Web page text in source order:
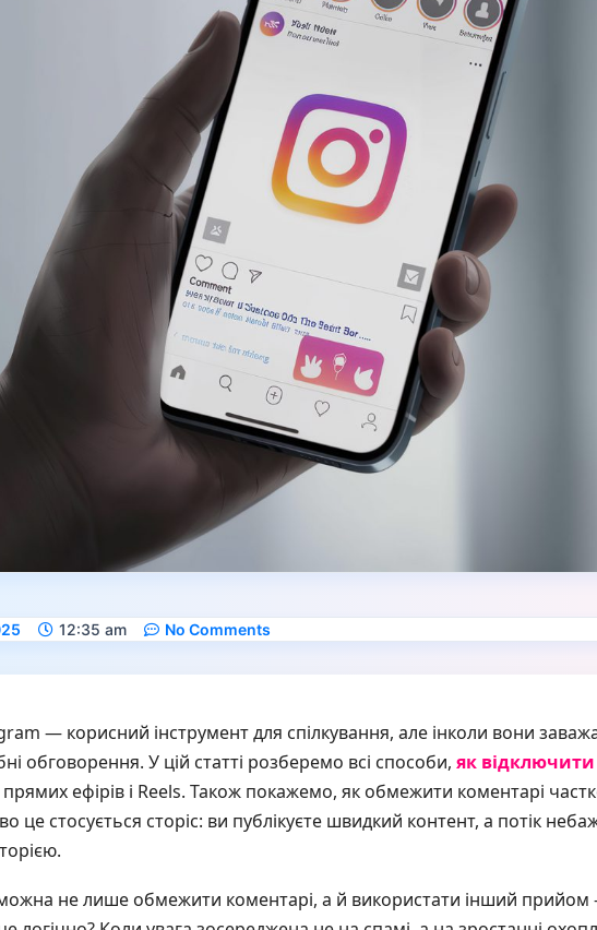
12:35 am No Comments
— корисний інструмент для спілкування, але інколи вони
обговорення. У цій статті розберемо всі способи, як відключити
прямих ефірів і Reels. Також покажемо, як обмежити коментарі
це стосується сторіс: ви публікуєте швидкий контент, а потік
не лише обмежити коментарі, а й використати інший